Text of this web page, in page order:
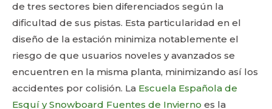
de tres sectores bien diferenciados según la
dificultad de sus pistas. Esta particularidad en el
diseño de la estación minimiza notablemente el
riesgo de que usuarios noveles y avanzados se
encuentren en la misma planta, minimizando así los
accidentes por colisión. La Escuela Española de
Esquí y Snowboard Fuentes de Invierno es la